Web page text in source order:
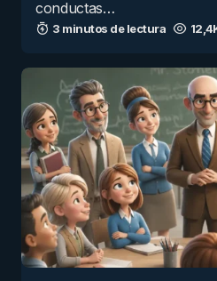
conductas…
3 minutos de lectura